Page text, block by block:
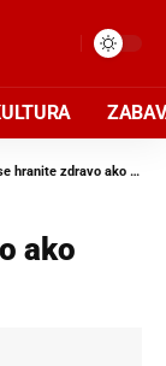
zdravo ako nikad niste kod kuće
ako